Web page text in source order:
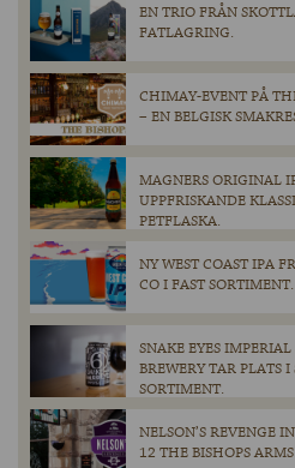
EN TRIO FRÅN
FATLAGRING.
CHIMAY-EVENT PÅ
– EN BELGISK
MAGNERS ORIGINAL
UPPFRISKANDE
PETFLASKA.
NY WEST COAST IPA
CO I FAST SORTIMENT.
SNAKE EYES
BREWERY TAR PLATS
SORTIMENT.
NELSON’S REVENGE
12 THE BISHOPS